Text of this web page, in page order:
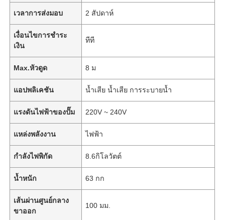
เวลาการส่งมอบ 2 สัปดาห์
เงื่อนไขการชำระ
เงิน
ทีที
Max.หัวดูด 8 ม
แอปพลิเคชัน น้ำเสีย น้ำเสีย การระบายน้ำ
แรงดันไฟฟ้าของปั๊ม 220V ~ 240V
แหล่งพลังงาน ไฟฟ้า
กำลังไฟพิกัด 8.6กิโลวัตต์
น้ำหนัก 63 กก
เส้นผ่านศูนย์กลาง
ขาออก
100 มม.